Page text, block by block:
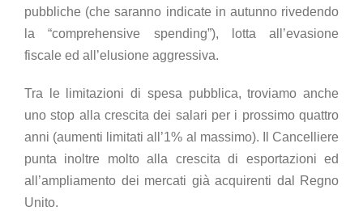
pubbliche (che saranno indicate in autunno rivedendo
la “comprehensive spending”), lotta all’evasione
fiscale ed all’elusione aggressiva.
Tra le limitazioni di spesa pubblica, troviamo anche
uno stop alla crescita dei salari per i prossimo quattro
anni (aumenti limitati all’1% al massimo). Il Cancelliere
punta inoltre molto alla crescita di esportazioni ed
all’ampliamento dei mercati già acquirenti dal Regno
Unito.